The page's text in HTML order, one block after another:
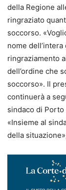
della Regione
ringraziato
soccorso.
nome
ringraziamento
dell’ordine che
soccorso». Il
continuerà a
sindaco di Porto
«Insieme al
della